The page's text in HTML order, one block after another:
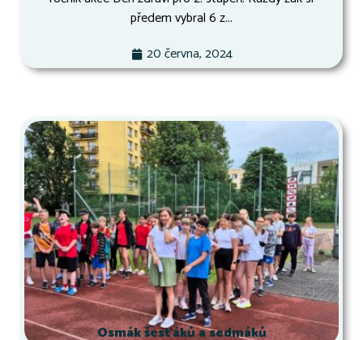
předem vybral 6 z...
20 června, 2024
Osmák šesťáků a sedmáků